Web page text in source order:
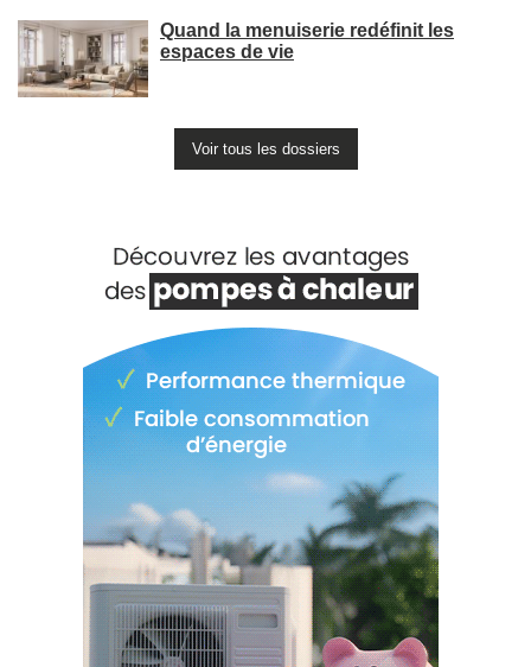
Quand la menuiserie redéfinit les
espaces de vie
Voir tous les dossiers